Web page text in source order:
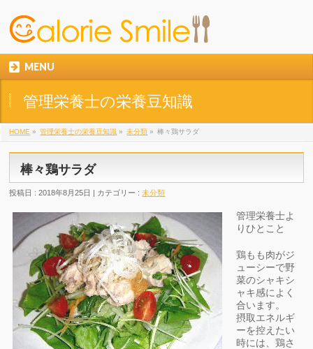
MENU
管理栄養士の栄養豆知識
HOME » 管理栄養士の栄養豆知識 » 未分類 » 棒々鶏サラダ
棒々鶏サラダ
投稿日 : 2018年8月25日 | カテゴリー :未分類
管理栄養士よ
りひとこと
鶏もも肉がジ
ューシーで野
菜のシャキシ
ャキ感によく
合います。
摂取エネルギ
ーを控えたい
時には、鶏さ